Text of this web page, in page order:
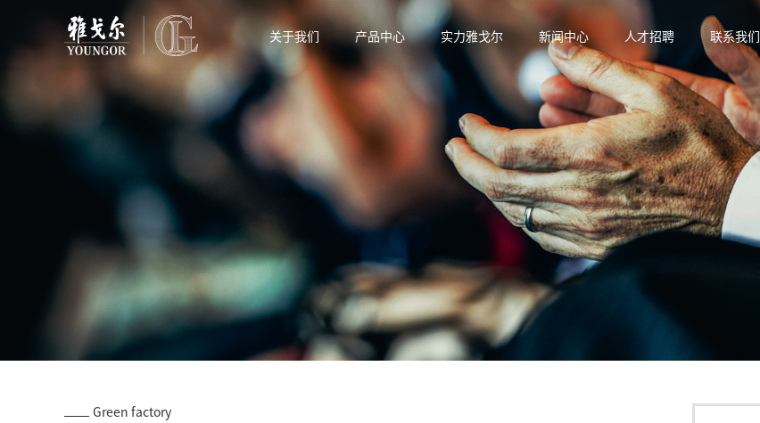
关于我们 产品中心 实力雅戈尔 新闻中心 人才招聘 联系我们
Green factory